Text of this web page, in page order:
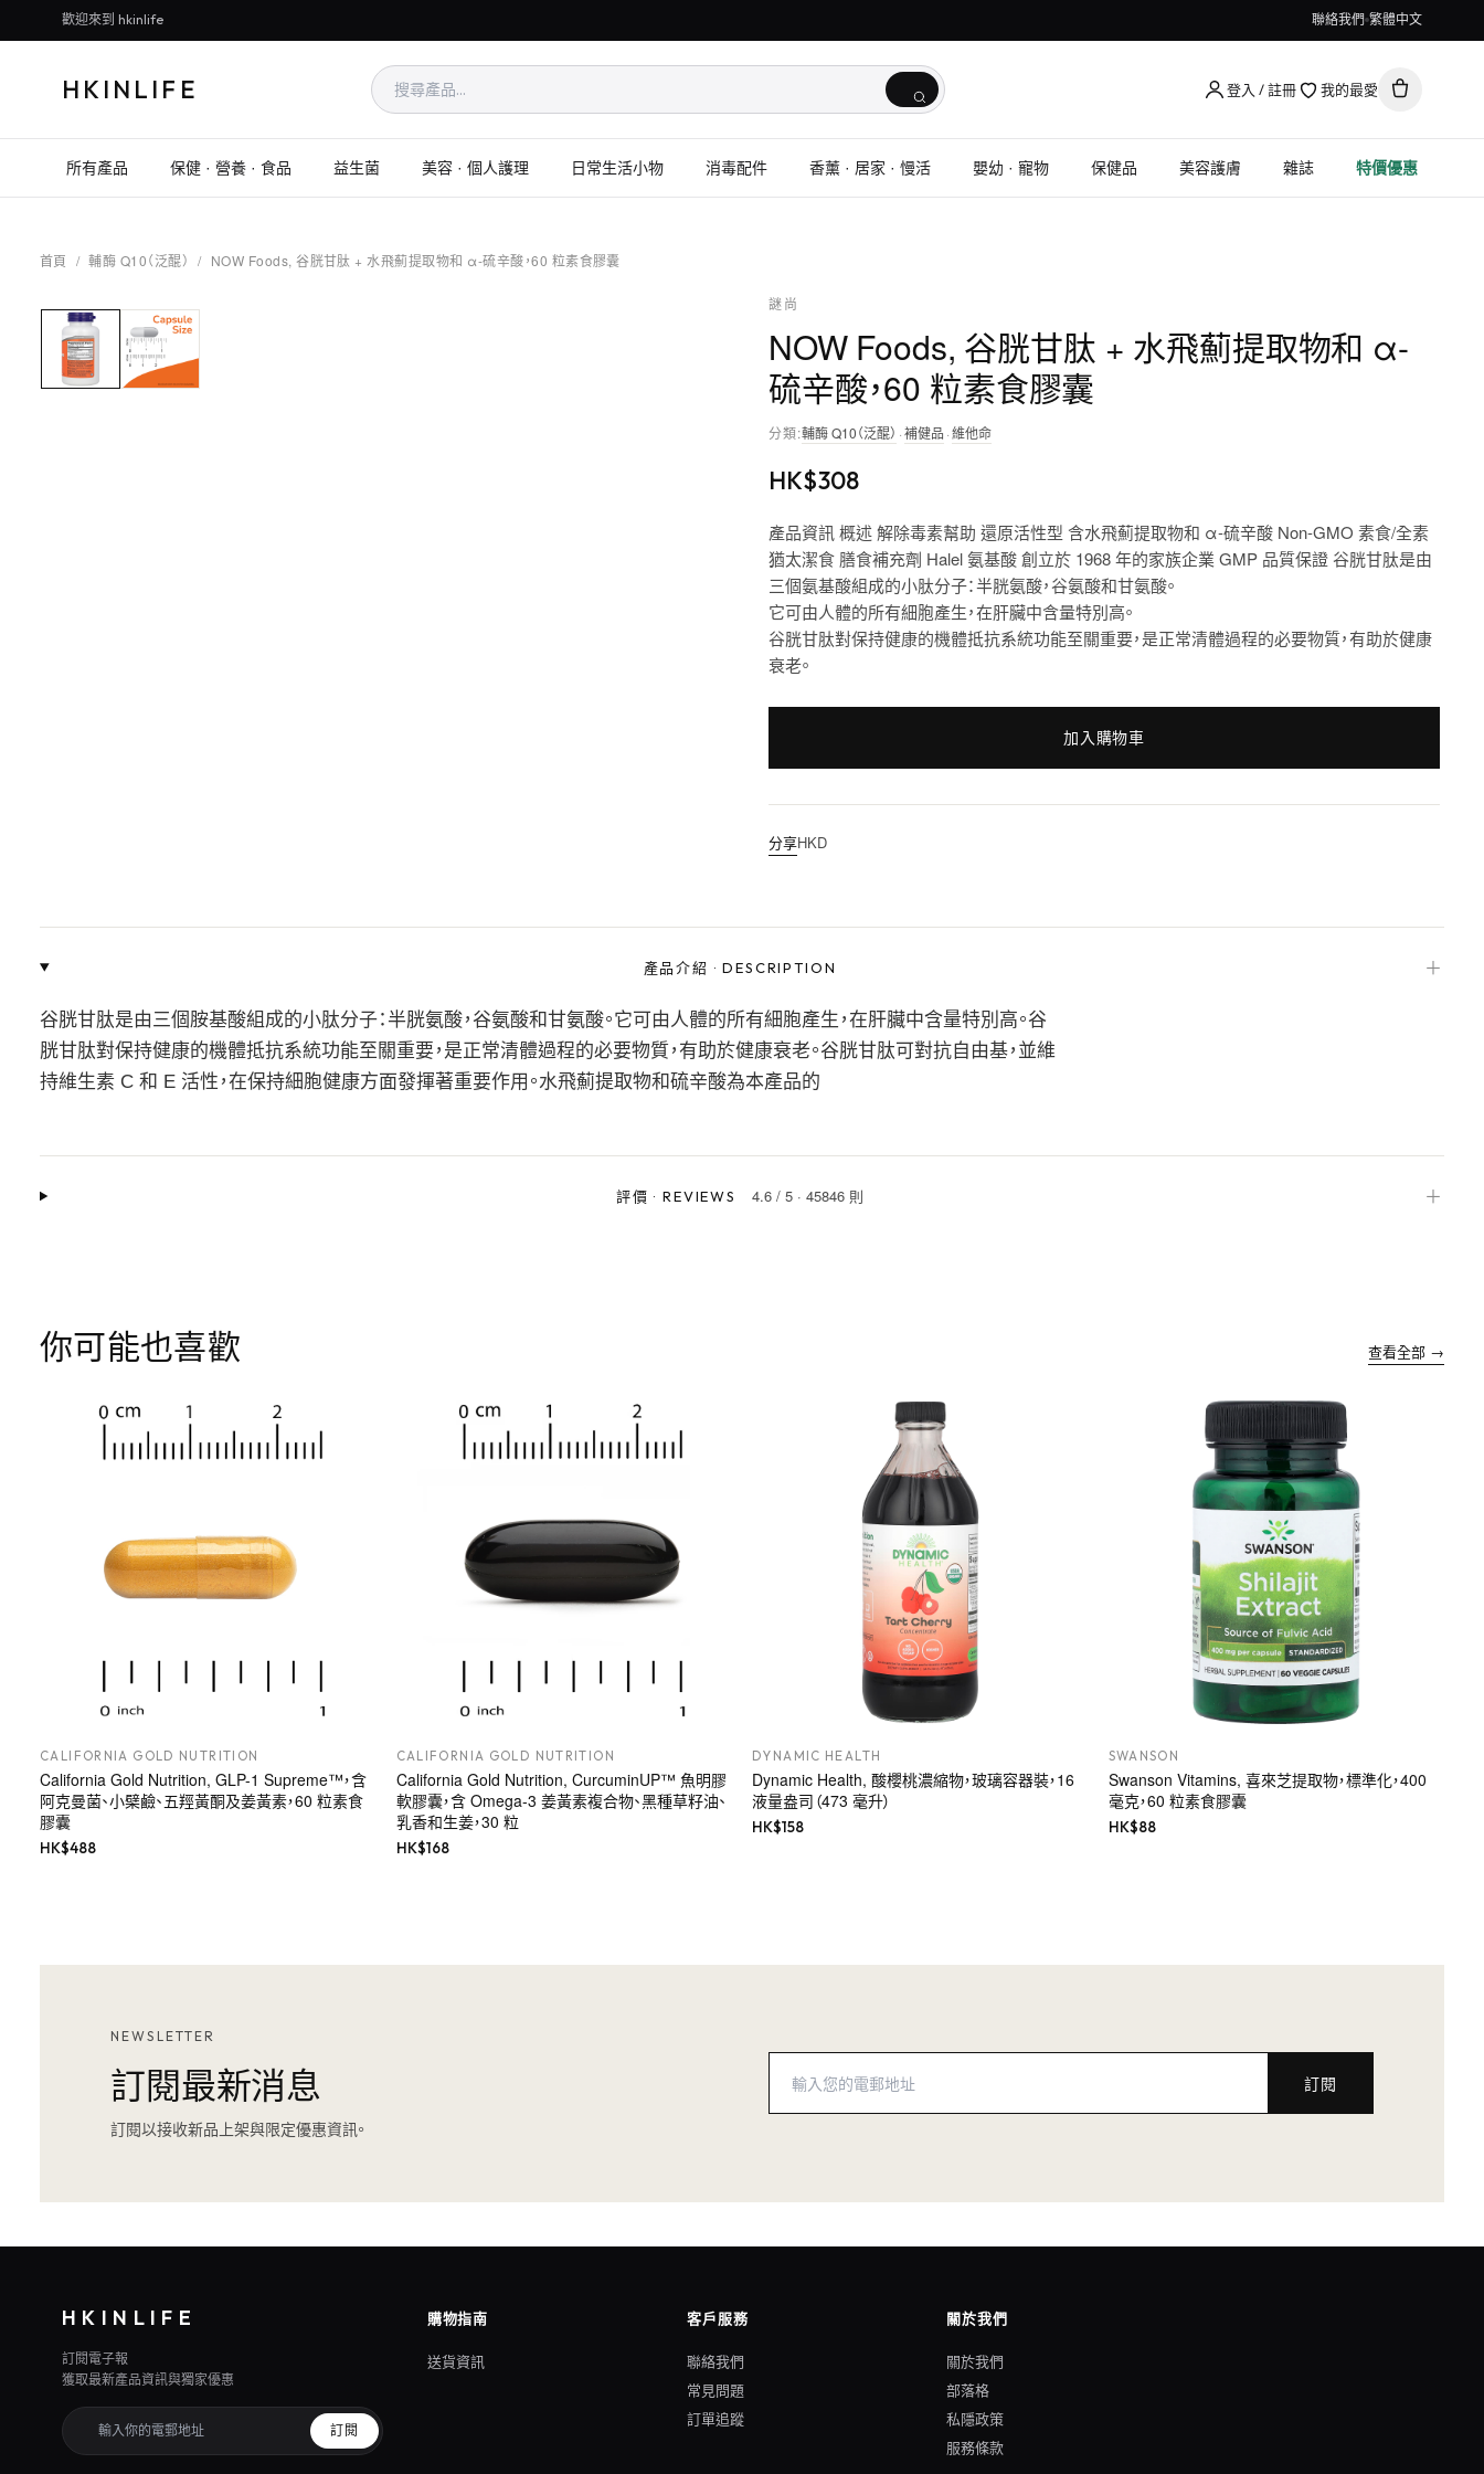
歡迎來到 hkinlife 聯絡我們 繁體中文
HKINLIFE 登入 / 註冊 我的最愛
所有產品 保健 · 營養 · 食品 益生菌 美容 · 個人護理 日常生活小物 消毒配件 香薰 · 居家 · 慢活 嬰幼 · 寵物 保健品 美容護膚 雜誌 特價優惠
首頁 / 輔酶 Q10（泛醌） / NOW Foods, 谷胱甘肽 + 水飛薊提取物和 α-硫辛酸，60 粒素食膠囊
謎尚
NOW Foods, 谷胱甘肽 + 水飛薊提取物和 α-
硫辛酸，60 粒素食膠囊
分類:輔酶 Q10（泛醌） ·補健品 ·維他命
HK$308
產品資訊 概述 解除毒素幫助 還原活性型 含水飛薊提取物和 α-硫辛酸 Non-GMO 素食/全素
猶太潔食 膳食補充劑 Halel 氨基酸 創立於 1968 年的家族企業 GMP 品質保證 谷胱甘肽是由
三個氨基酸組成的小肽分子：半胱氨酸，谷氨酸和甘氨酸。
它可由人體的所有細胞產生，在肝臟中含量特別高。
谷胱甘肽對保持健康的機體抵抗系統功能至關重要，是正常清體過程的必要物質，有助於健康
衰老。
加入購物車
分享HKD
產品介紹 ·DESCRIPTION ＋
谷胱甘肽是由三個胺基酸組成的小肽分子：半胱氨酸，谷氨酸和甘氨酸。它可由人體的所有細胞產生，在肝臟中含量特別高。谷
胱甘肽對保持健康的機體抵抗系統功能至關重要，是正常清體過程的必要物質，有助於健康衰老。谷胱甘肽可對抗自由基，並維
持維生素 C 和 E 活性，在保持細胞健康方面發揮著重要作用。水飛薊提取物和硫辛酸為本產品的
評價 ·REVIEWS 4.6/ 5· 45846 則 ＋
你可能也喜歡 查看全部 →
CALIFORNIA GOLD NUTRITION
California Gold Nutrition, GLP-1 Supreme™，含
阿克曼菌、小檗鹼、五羥黃酮及姜黃素，60 粒素食
膠囊
HK$488
CALIFORNIA GOLD NUTRITION
California Gold Nutrition, CurcuminUP™ 魚明膠
軟膠囊，含 Omega-3 姜黃素複合物、黑種草籽油、
乳香和生姜，30 粒
HK$168
DYNAMIC HEALTH
Dynamic Health, 酸櫻桃濃縮物，玻璃容器裝，16
液量盎司（473 毫升）
HK$158
SWANSON
Swanson Vitamins, 喜來芝提取物，標準化，400
毫克，60 粒素食膠囊
HK$88
NEWSLETTER
訂閱最新消息
訂閱以接收新品上架與限定優惠資訊。
訂閱
HKINLIFE
訂閱電子報
獲取最新產品資訊與獨家優惠
訂閱
購物指南
送貨資訊
客戶服務
聯絡我們
常見問題
訂單追蹤
關於我們
關於我們
部落格
私隱政策
服務條款